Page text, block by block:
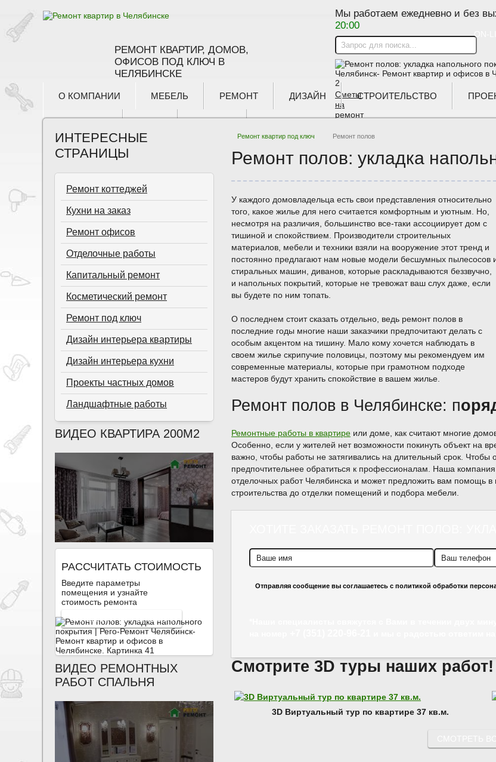
РЕМОНТ КВАРТИР, ДОМОВ,
ОФИСОВ ПОД КЛЮЧ В
ЧЕЛЯБИНСКЕ
Мы работаем ежедневно и без
20:00
ON-
Сметы
на
ремонт
Заказать
замер
акции
Вызвать
О КОМПАНИИ МЕБЕЛЬ РЕМОНТ ДИЗАЙН СТРОИТЕЛЬСТВО
Ремонт квартир под ключ Ремонт полов
Ремонт полов: укладка
У каждого домовладельца есть свои представления относительно
того, какое жилье для него считается комфортным и уютным. Но,
несмотря на различия, большинство все-таки ассоциирует дом с
тишиной и спокойствием. Производители строительных
материалов, мебели и техники взяли на вооружение этот тренд и
постоянно предлагают нам новые модели бесшумных пылесосов
стиральных машин, диванов, которые раскладываются беззвучно,
и напольных покрытий, которые не тревожат ваш слух даже, если
вы будете по ним топать.
О последнем стоит сказать отдельно, ведь ремонт полов в
последние годы многие наши заказчики предпочитают делать с
особым акцентом на тишину. Мало кому хочется наблюдать в
своем жилье скрипучие половицы, поэтому мы рекомендуем им
современные материалы, которые при грамотном подходе
мастеров будут хранить спокойствие в вашем жилье.
Ремонт полов в Челябинске: п
Ремонтные работы в квартире или доме, как считают многие
Особенно, если у жителей нет возможности покинуть объект на
важно, чтобы работы не затягивались на длительный срок. Чтобы
предпочтительнее обратиться к профессионалам. Наша
отделочных работ Челябинска и может предложить вам помощь в
строительства до отделки помещений и подбора мебели.
Отправляя сообщение вы соглашаетесь с политикой обработки
Смотрите 3D туры наших работ!
3D Виртуальный тур по квартире 37 кв.м.
ИНТЕРЕСНЫЕ
СТРАНИЦЫ
Ремонт коттеджей
Кухни на заказ
Ремонт офисов
Отделочные работы
Капитальный ремонт
Косметический ремонт
Ремонт под ключ
Дизайн интерьера квартиры
Дизайн интерьера кухни
Проекты частных домов
Ландшафтные работы
ВИДЕО КВАРТИРА 200М2
РАССЧИТАТЬ СТОИМОСТЬ
Введите параметры
помещения и узнайте
стоимость ремонта
КАЛЬКУЛЯТОР РЕМОНТА
ВИДЕО РЕМОНТНЫХ
РАБОТ СПАЛЬНЯ